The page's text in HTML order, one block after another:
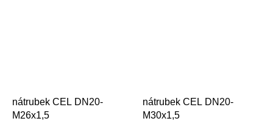
nátrubek CEL DN20-
M26x1,5
nátrubek CEL DN20-
M30x1,5